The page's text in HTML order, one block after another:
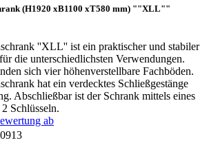
(H1920 xB1100 xT580 mm) ""XLL""
''XLL'' ist ein praktischer und stabiler
die unterschiedlichsten Verwendungen.
sich vier höhenverstellbare Fachböden.
hat ein verdecktes Schließgestänge
Abschließbar ist der Schrank mittels eines
Schlüsseln.
ab